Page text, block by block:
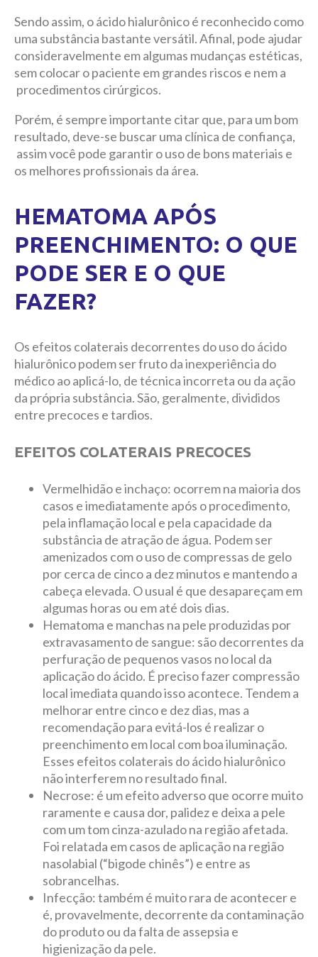
Sendo assim, o ácido hialurônico é reconhecido como
uma substância bastante versátil. Afinal, pode ajudar
consideravelmente em algumas mudanças estéticas,
sem colocar o paciente em grandes riscos e nem a
procedimentos cirúrgicos.
Porém, é sempre importante citar que, para um bom
resultado, deve-se buscar uma clínica de confiança,
assim você pode garantir o uso de bons materiais e
os melhores profissionais da área.
HEMATOMA APÓS
PREENCHIMENTO: O QUE
PODE SER E O QUE
FAZER?
Os efeitos colaterais decorrentes do uso do ácido
hialurônico podem ser fruto da inexperiência do
médico ao aplicá-lo, de técnica incorreta ou da ação
da própria substância. São, geralmente, divididos
entre precoces e tardios.
EFEITOS COLATERAIS PRECOCES
Vermelhidão e inchaço: ocorrem na maioria dos
casos e imediatamente após o procedimento,
pela inflamação local e pela capacidade da
substância de atração de água. Podem ser
amenizados com o uso de compressas de gelo
por cerca de cinco a dez minutos e mantendo a
cabeça elevada. O usual é que desapareçam em
algumas horas ou em até dois dias.
Hematoma e manchas na pele produzidas por
extravasamento de sangue: são decorrentes da
perfuração de pequenos vasos no local da
aplicação do ácido. É preciso fazer compressão
local imediata quando isso acontece. Tendem a
melhorar entre cinco e dez dias, mas a
recomendação para evitá-los é realizar o
preenchimento em local com boa iluminação.
Esses efeitos colaterais do ácido hialurônico
não interferem no resultado final.
Necrose: é um efeito adverso que ocorre muito
raramente e causa dor, palidez e deixa a pele
com um tom cinza-azulado na região afetada.
Foi relatada em casos de aplicação na região
nasolabial (“bigode chinês”) e entre as
sobrancelhas.
Infecção: também é muito rara de acontecer e
é, provavelmente, decorrente da contaminação
do produto ou da falta de assepsia e
higienização da pele.